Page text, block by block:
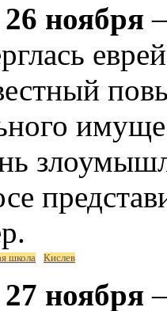
ноября
школа Кислев
ноября